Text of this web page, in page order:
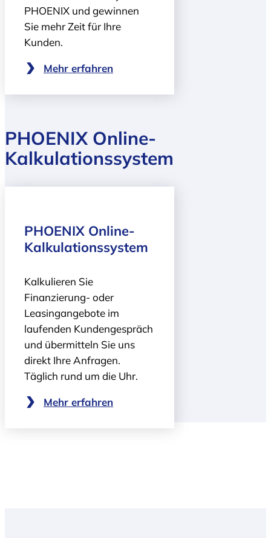
PHOENIX und gewinnen
Sie mehr Zeit für Ihre
Kunden.
Mehr erfahren
PHOENIX Online-
Kalkulationssystem
PHOENIX Online-
Kalkulationssystem
Kalkulieren Sie
Finanzierung- oder
Leasingangebote im
laufenden Kundengespräch
und übermitteln Sie uns
direkt Ihre Anfragen.
Täglich rund um die Uhr.
Mehr erfahren